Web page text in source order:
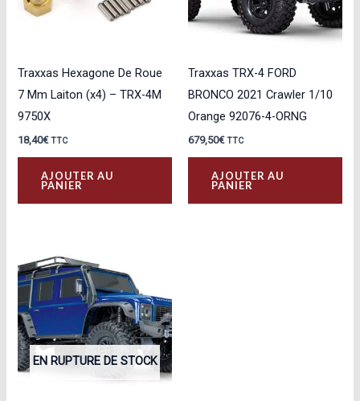
Traxxas Hexagone De Roue
7 Mm Laiton (x4) – TRX-4M
9750X
18,40€ TTC
AJOUTER AU
PANIER
Traxxas TRX-4 FORD
BRONCO 2021 Crawler 1/10
Orange 92076-4-ORNG
679,50€ TTC
AJOUTER AU
PANIER
EN RUPTURE DE STOCK